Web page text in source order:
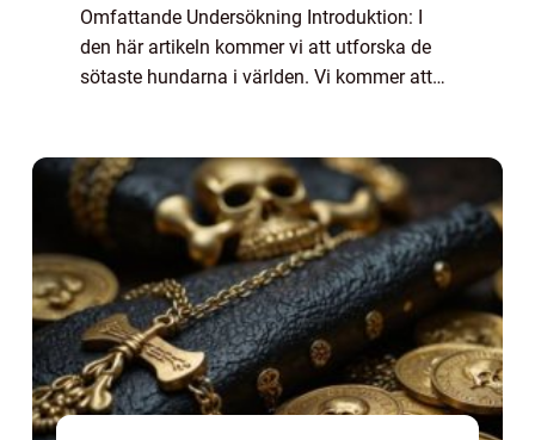
Omfattande Undersökning Introduktion: I
den här artikeln kommer vi att utforska de
sötaste hundarna i världen. Vi kommer att